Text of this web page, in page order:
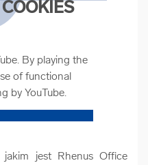
By playing the
of functional
by YouTube.
jakim jest Rhenus Office